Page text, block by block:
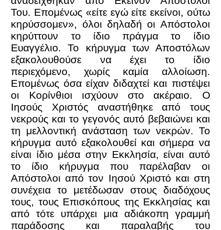
Του. Επομένως «είτε εγώ είτε εκείνοι, ούτω
κηρύσσομεν», όλοι δηλαδή οι Απόστολοι
κηρύττουν το ίδιο πράγμα το ίδιο
Ευαγγέλιο. Το κήρυγμα των Αποστόλων
εξακολουθούσε να έχει το ίδιο
περιεχόμενο, χωρίς καμία αλλοίωση.
Επομένως όσα είχαν διδαχτεί και πιστέψει
οι Κορίνθιοι ισχύουν στο ακέραιο. Ο
Ιησούς Χριστός αναστήθηκε από τους
νεκρούς και το γεγονός αυτό βεβαιώνει και
τη μελλοντική ανάσταση των νεκρών. Το
κήρυγμα αυτό εξακολουθεί και σήμερα να
είναι ίδιο μέσα στην Εκκλησία, είναι αυτό
το ίδιο κήρυγμα που παρέλαβαν οι
Απόστολοι από τον Ιησού Χριστό και στη
συνέχεια το μετέδωσαν στους διαδόχους
τους, τους Επισκόπους της Εκκλησίας και
από τότε υπάρχει μια αδιάκοπη γραμμή
παράδοσης και παραλαβής του